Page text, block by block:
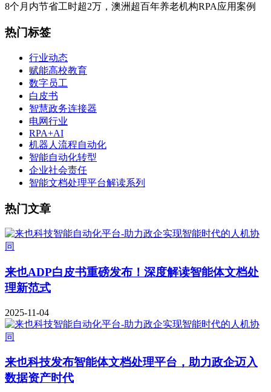
8个月内节省工时超2万，澳洲超百年养老机构RPA应用案例
热门标签
行业动态
赋能高校教育
数字员工
白皮书
智慧政务连接器
电网行业
RPA+AI
机器人流程自动化
智能自动化转型
企业社会责任
智能文档处理平台解读系列
热门文章
来也ADP白皮书重磅发布！深度解读智能体文档处
理新范式
2025-11-04
来也科技发布智能体文档处理平台，助力政企迈入
数据资产时代